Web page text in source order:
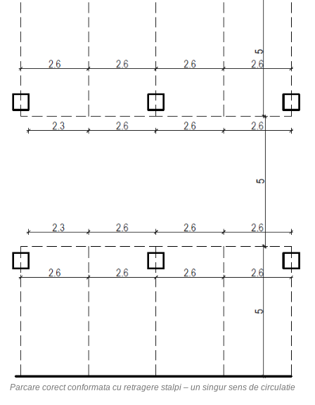
Parcare corect conformata cu retragere stalpi – un singur sens de circulatie